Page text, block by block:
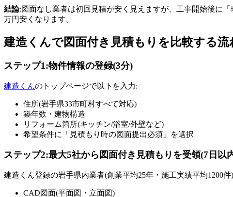
結論:図面なし業者は初回見積が安く見えますが、工事開始後に
万円安くなります。
建造くんで図面付き見積もりを比較する流
ステップ1:物件情報の登録(3分)
建造くんのトップページで以下を入力:
住所(岩手県33市町村すべて対応)
築年数・建物構造
リフォーム箇所(キッチン/浴室/外壁など)
希望条件に「見積もり時の図面提出必須」を選択
ステップ2:最大5社から図面付き見積もりを受領(7日以
建造くん登録の岩手県内業者(創業平均25年・施工実績平均1200
CAD図面(平面図・立面図)